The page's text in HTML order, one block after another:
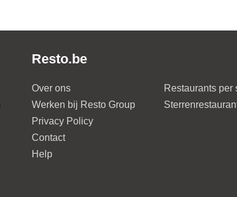
Resto.be
Over ons
Werken bij Resto Group
Privacy Policy
Contact
Help
Restaurants per